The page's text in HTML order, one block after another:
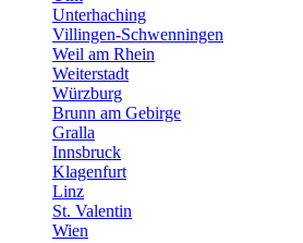
Unterhaching
Villingen-Schwenningen
Weil am Rhein
Weiterstadt
Würzburg
Brunn am Gebirge
Gralla
Innsbruck
Klagenfurt
Linz
St. Valentin
Wien